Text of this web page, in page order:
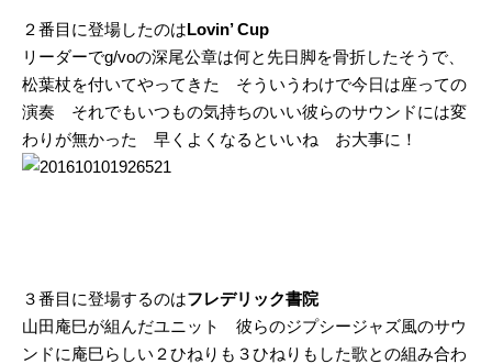
２番目に登場したのはLovin’ Cup
リーダーでg/voの深尾公章は何と先日脚を骨折したそうで、
松葉杖を付いてやってきた そういうわけで今日は座っての
演奏 それでもいつもの気持ちのいい彼らのサウンドには変
わりが無かった 早くよくなるといいね お大事に！
３番目に登場するのはフレデリック書院
山田庵巳が組んだユニット 彼らのジプシージャズ風のサウ
ンドに庵巳らしい２ひねりも３ひねりもした歌との組み合わ